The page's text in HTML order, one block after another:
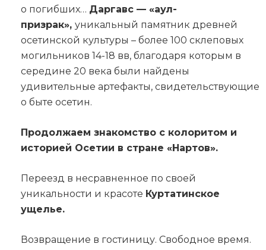
о погибших… Даргавс — «аул-
призрак», уникальный памятник древней
осетинской культуры – более 100 склеповых
могильников 14-18 вв, благодаря которым в
середине 20 века были найдены
удивительные артефакты, свидетельствующие
о быте осетин.
Продолжаем знакомство с колоритом и
историей Осетии в стране «Нартов».
Переезд в несравненное по своей
уникальности и красоте Куртатинское
ущелье.
Возвращение в гостиницу. Свободное время.